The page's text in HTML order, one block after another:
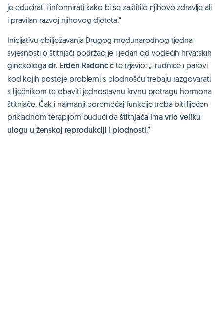
je educirati i informirati kako bi se zaštitilo njihovo zdravlje ali
i pravilan razvoj njihovog djeteta."
Inicijativu obilježavanja Drugog međunarodnog tjedna
svjesnosti o štitnjači podržao je i jedan od vodećih hrvatskih
ginekologa dr. Erden Radončić te izjavio: „Trudnice i parovi
kod kojih postoje problemi s plodnošću trebaju razgovarati
s liječnikom te obaviti jednostavnu krvnu pretragu hormona
štitnjače. Čak i najmanji poremećaj funkcije treba biti liječen
prikladnom terapijom budući da štitnjača ima vrlo veliku
ulogu u ženskoj reprodukciji i plodnosti."